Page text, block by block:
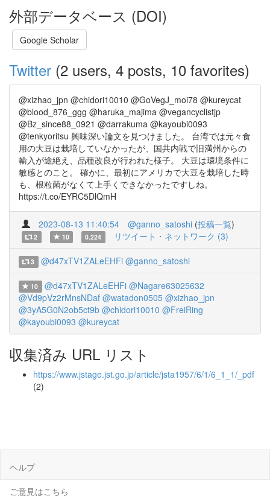
外部データベース (DOI)
Google Scholar
Twitter (2 users, 4 posts, 10 favorites)
@xizhao_jpn @chidori10010 @GoVegJ_moi78 @kureycat
@blood_876_ggg @haruka_majima @vegancyclistjp
@Bz_since88_0921 @darrakuma @kayoubi0093
@tenkyoritsu 興味深い論文を見つけました。 台湾では元々食
用の大豆は栽培していなかったが、国共内戦で旧満州からの
輸入が途絶え、品種改良が行われた様子。 大豆は環境条件に
敏感とのこと。 確かに、最初にアメリカで大豆を栽培した時
も、根粒菌がなくて上手くできなかったですしね。
https://t.co/EYRC5DlQmH
2023-08-13 11:40:54 @ganno_satoshi (投稿一覧)
2 10 0.224 リツイート・ネットワーク (3)
3 @d47xTV1ZALeEHFi @ganno_satoshi
10 @d47xTV1ZALeEHFi @Nagare63025632
@Vd9pVz2rMnsNDaf @watadon0505 @xizhao_jpn
@3yA5G0N2ob5ct9b @chidori10010 @FreiRing
@kayoubi0093 @kureycat
収集済み URL リスト
https://www.jstage.jst.go.jp/article/jsta1957/6/1/6_1_1/_pdf
(2)
ヘルプ
ご意見はこちら